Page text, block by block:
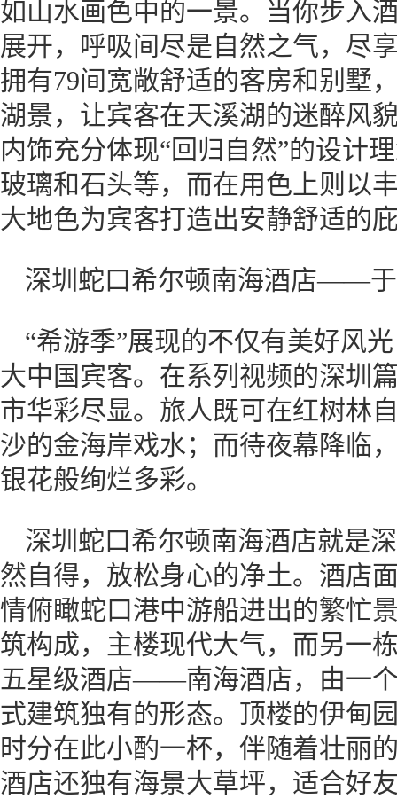
如山水画色中的一景。当你步入
展开，呼吸间尽是自然之气，尽
拥有79间宽敞舒适的客房和别墅
湖景，让宾客在天溪湖的迷醉风
内饰充分体现“回归自然”的设计
玻璃和石头等，而在用色上则以
大地色为宾客打造出安静舒适的
深圳蛇口希尔顿南海酒店——
“希游季”展现的不仅有美好风
大中国宾客。在系列视频的深圳
市华彩尽显。旅人既可在红树林
沙的金海岸戏水；而待夜幕降临
银花般绚烂多彩。
深圳蛇口希尔顿南海酒店就是
然自得，放松身心的净土。酒店
情俯瞰蛇口港中游船进出的繁忙
筑构成，主楼现代大气，而另一
五星级酒店——南海酒店，由一
式建筑独有的形态。顶楼的伊甸
时分在此小酌一杯，伴随着壮丽
酒店还独有海景大草坪，适合好